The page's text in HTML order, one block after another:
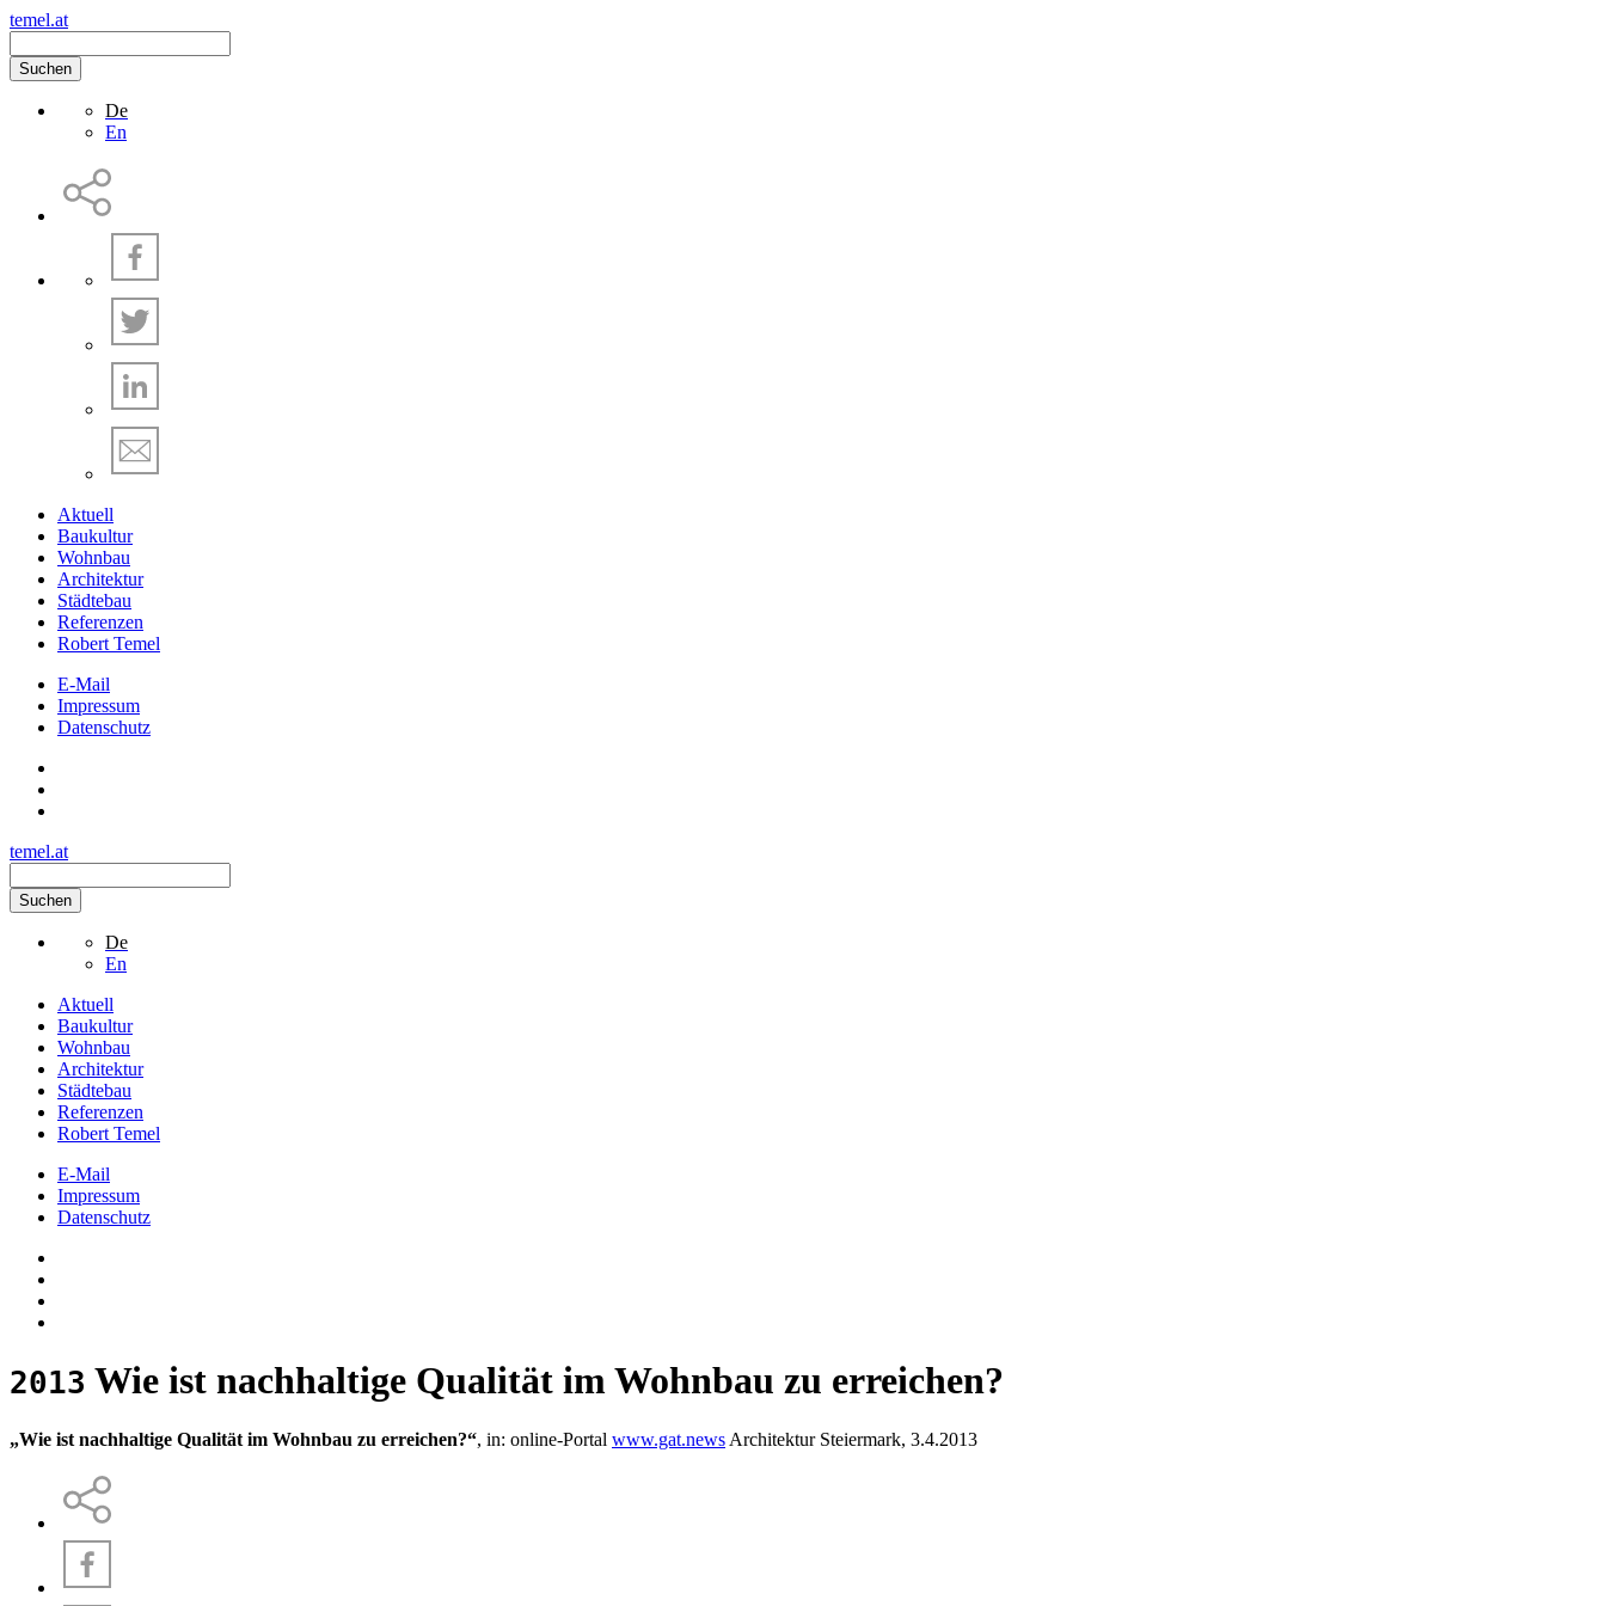
temel.at
Suchen
De
En
Aktuell
Baukultur
Wohnbau
Architektur
Städtebau
Referenzen
Robert Temel
E-Mail
Impressum
Datenschutz
temel.at
Suchen
De
En
Aktuell
Baukultur
Wohnbau
Architektur
Städtebau
Referenzen
Robert Temel
E-Mail
Impressum
Datenschutz
2013 Wie ist nachhaltige Qualität im Wohnbau zu erreichen?
„Wie ist nachhaltige Qualität im Wohnbau zu erreichen?“, in: online-Portal www.gat.news Architektur Steiermark, 3.4.2013